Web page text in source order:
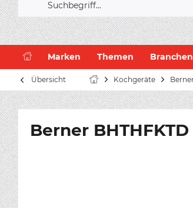
Marken Themen
Übersicht Kochgeräte
Berner